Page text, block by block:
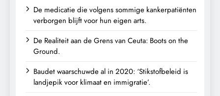
De medicatie die volgens sommige kankerpatiënten
verborgen blijft voor hun eigen arts.
De Realiteit aan de Grens van Ceuta: Boots on the
Ground.
Baudet waarschuwde al in 2020: ‘Stikstofbeleid is
landjepik voor klimaat en immigratie’.